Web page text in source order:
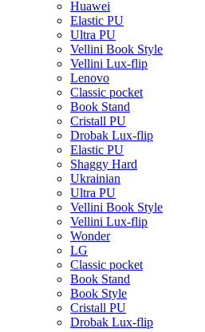
Huawei
Elastic PU
Ultra PU
Vellini Book Style
Vellini Lux-flip
Lenovo
Classic pocket
Book Stand
Cristall PU
Drobak Lux-flip
Elastic PU
Shaggy Hard
Ukrainian
Ultra PU
Vellini Book Style
Vellini Lux-flip
Wonder
LG
Classic pocket
Book Stand
Book Style
Cristall PU
Drobak Lux-flip